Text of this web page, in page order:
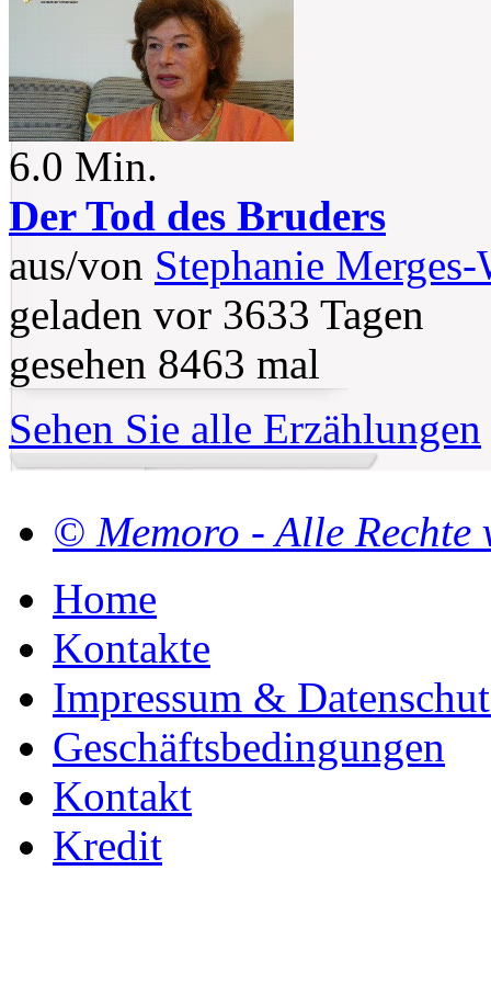
6.0 Min.
Der Tod des Bruders
aus/von Stephanie
geladen vor 3633 Tagen
gesehen 8463 mal
Sehen Sie alle Erzählungen
© Memoro - Alle Rechte
Home
Kontakte
Impressum &
Geschäftsbedingungen
Kontakt
Kredit